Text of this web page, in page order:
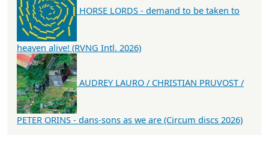
HORSE LORDS - demand to be taken to
heaven alive! (RVNG Intl. 2026)
AUDREY LAURO / CHRISTIAN PRUVOST /
PETER ORINS - dans-sons as we are (Circum discs 2026)